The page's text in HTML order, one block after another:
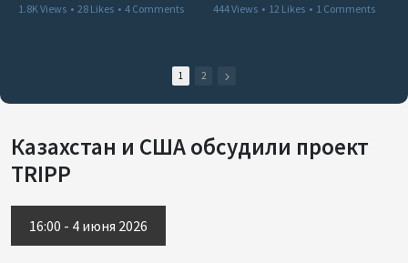
1.8K Views • 28 Likes • 4 Comments
444 Views • 12 Likes • 1 Comments
1 2
Казахстан и США обсудили проект
TRIPP
16:00 - 4 июня 2026